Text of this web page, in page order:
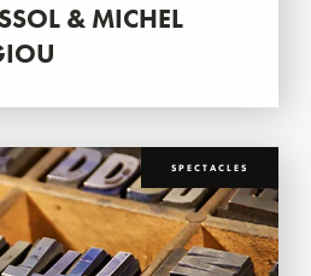
& MICHEL
SPECTACLES